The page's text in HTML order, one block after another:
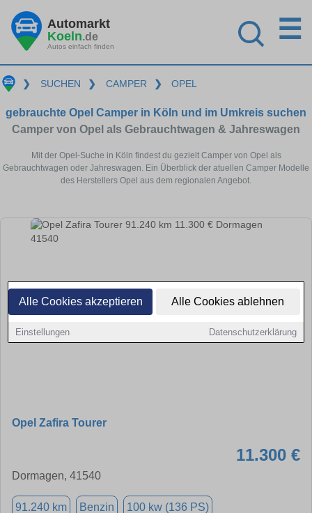
Alle Cookies akzeptieren Alle Cookies ablehnen
Einstellungen Datenschutzerklärung
Automarkt
Koeln.de
Autos einfach finden
☰
❯ SUCHEN ❯ CAMPER ❯ OPEL
gebrauchte Opel Camper in Köln und im Umkreis suchen
Camper von Opel als Gebrauchtwagen & Jahreswagen
Mit der Opel-Suche in Köln findest du gezielt Camper von Opel als
Gebrauchtwagen oder Jahreswagen. Ein Überblick der atuellen Camper Modelle
des Herstellers Opel aus dem regionalen Angebot.
Opel Zafira Tourer
11.300 €
Dormagen, 41540
91.240 km Benzin 100 kw (136 PS)